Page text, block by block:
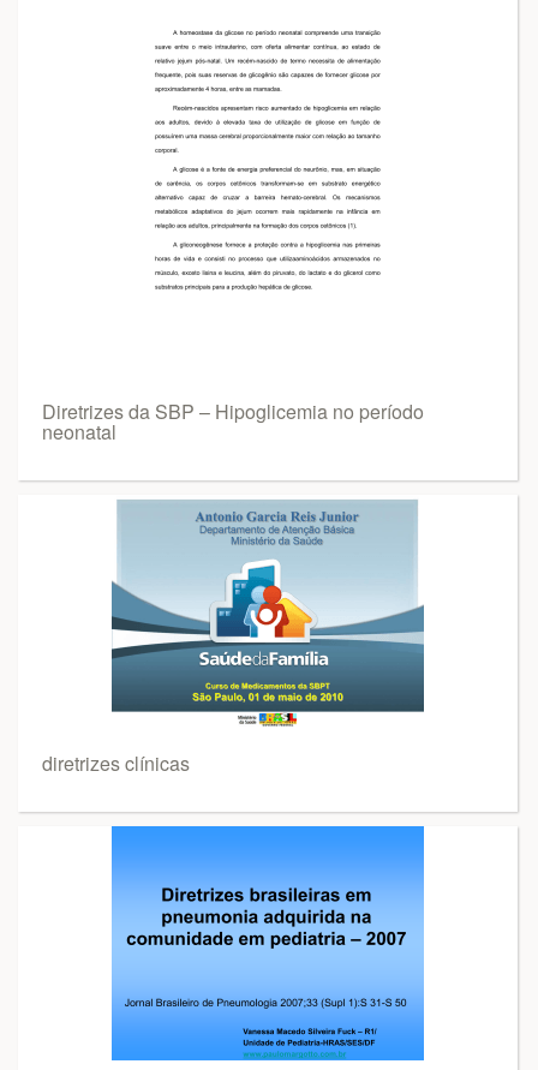
Diretrizes da SBP – Hipoglicemia no período
neonatal
diretrizes clínicas